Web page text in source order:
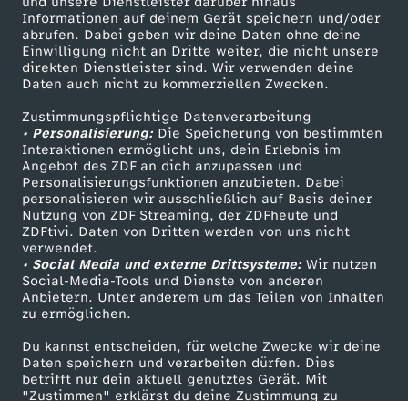
Informationen auf deinem Gerät speichern und/oder
abrufen. Dabei geben wir deine Daten ohne deine
Einwilligung nicht an Dritte weiter, die nicht unsere
direkten Dienstleister sind. Wir verwenden deine
Daten auch nicht zu kommerziellen Zwecken.
Zustimmungspflichtige Datenverarbeitung
• Personalisierung:Die Speicherung von bestimmten
Interaktionen ermöglicht uns, dein Erlebnis im
Angebot des ZDF an dich anzupassen und
Personalisierungsfunktionen anzubieten. Dabei
personalisieren wir ausschließlich auf Basis deiner
Nutzung von ZDF Streaming, der ZDFheute und
ZDFtivi. Daten von Dritten werden von uns nicht
verwendet.
• Social Media und externe Drittsysteme:Wir nutzen
Social-Media-Tools und Dienste von anderen
Anbietern. Unter anderem um das Teilen von Inhalten
zu ermöglichen.
Du kannst entscheiden, für welche Zwecke wir deine
Daten speichern und verarbeiten dürfen. Dies
betrifft nur dein aktuell genutztes Gerät. Mit
"Zustimmen" erklärst du deine Zustimmung zu
r
ü
n
d
e
z
u
m
A
ZDF-Apps
Smart TV
ZDFtext
Livestreams
Sendungen A-Z
TV-Programm
ZDFmitreden
Kontakt zum ZDF
Tickets
Zuschauerservice
Hilfe
ZDF Unternehmen
Karriere
ZDF goes Schule
Werbefernsehen